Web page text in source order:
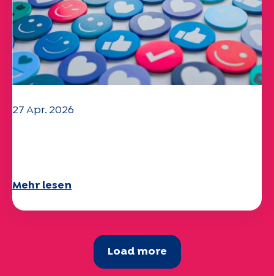
27 Apr. 2026
Mehr lesen
Load more